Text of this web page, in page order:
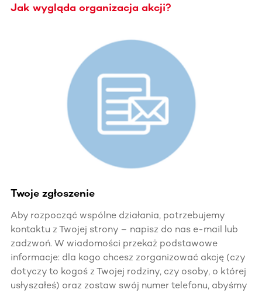
Jak wygląda organizacja akcji?
Twoje zgłoszenie
Aby rozpocząć wspólne działania, potrzebujemy
kontaktu z Twojej strony – napisz do nas e-mail lub
zadzwoń. W wiadomości przekaż podstawowe
informacje: dla kogo chcesz zorganizować akcję (czy
dotyczy to kogoś z Twojej rodziny, czy osoby, o której
usłyszałeś) oraz zostaw swój numer telefonu, abyśmy